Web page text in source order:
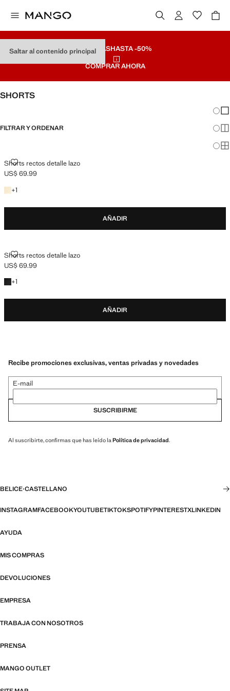
Saltar al contenido principal
REBAJASHASTA -50%
COMPRAR AHORA
SHORTS
FILTRAR Y ORDENAR
Shorts rectos detalle lazo
SHORTS RECTOS DETALLE LAZO
Precio actual [US$ 69.99 ]
US$ 69.99
+1
+1 color
AÑADIR
Shorts rectos detalle lazo
SHORTS RECTOS DETALLE LAZO
Precio actual [US$ 69.99 ]
US$ 69.99
+1
+1 color
AÑADIR
Recibe promociones exclusivas, ventas privadas y novedades
E-mail
SUSCRIBIRME
Al suscribirte, confirmas que has leído la Política de privacidad.
BELICE·CASTELLANO
INSTAGRAMFACEBOOKYOUTUBETIKTOKSPOTIFYPINTERESTXLINKEDIN
AYUDA
MIS COMPRAS
DEVOLUCIONES
EMPRESA
TRABAJA CON NOSOTROS
PRENSA
MANGO OUTLET